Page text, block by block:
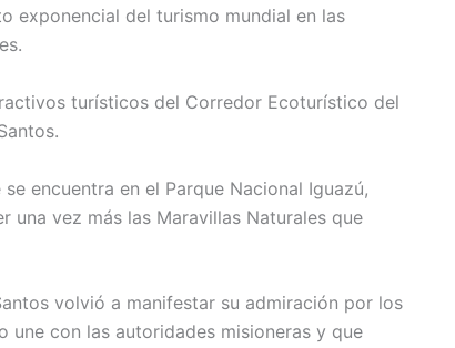
exponencial del turismo mundial en las
turísticos del Corredor Ecoturístico del
encuentra en el Parque Nacional Iguazú,
una vez más las Maravillas Naturales que
volvió a manifestar su admiración por los
con las autoridades misioneras y que